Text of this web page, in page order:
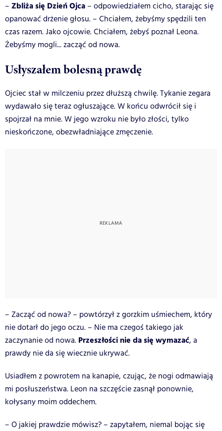
– Zbliża się Dzień Ojca – odpowiedziałem cicho, starając się
opanować drżenie głosu. – Chciałem, żebyśmy spędzili ten
czas razem. Jako ojcowie. Chciałem, żebyś poznał Leona.
Żebyśmy mogli... zacząć od nowa.
Usłyszałem bolesną prawdę
Ojciec stał w milczeniu przez dłuższą chwilę. Tykanie zegara
wydawało się teraz ogłuszające. W końcu odwrócił się i
spojrzał na mnie. W jego wzroku nie było złości, tylko
nieskończone, obezwładniające zmęczenie.
– Zacząć od nowa? – powtórzył z gorzkim uśmiechem, który
nie dotarł do jego oczu. – Nie ma czegoś takiego jak
zaczynanie od nowa. Przeszłości nie da się wymazać, a
prawdy nie da się wiecznie ukrywać.
Usiadłem z powrotem na kanapie, czując, że nogi odmawiają
mi posłuszeństwa. Leon na szczęście zasnął ponownie,
kołysany moim oddechem.
– O jakiej prawdzie mówisz? – zapytałem, niemal bojąc się